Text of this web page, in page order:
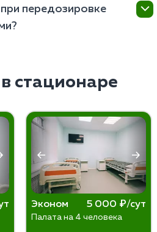
зависит от
пациента и
(Довженко, гипноз)
с наркологом.
передозировке
быстро ухудшиться, и
медицинское
меры самостоятельно.
сделать — поместить
помещение и
покой до приезда бригады
стационаре
Эконом 5 000 ₽/сут
Палата на 4 человека